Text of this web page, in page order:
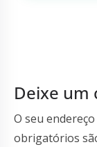
Deixe um
O seu
obrigatórios